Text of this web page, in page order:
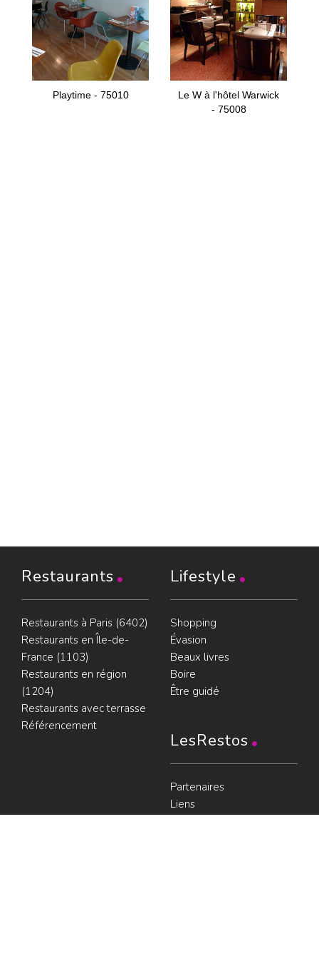
Playtime - 75010
Le W à l'hôtel Warwick
- 75008
Restaurants
Restaurants à Paris (6402)
Restaurants en Île-de-
France (1103)
Restaurants en région
(1204)
Restaurants avec terrasse
Référencement
Lifestyle
Shopping
Évasion
Beaux livres
Boire
Être guidé
LesRestos
Partenaires
Liens